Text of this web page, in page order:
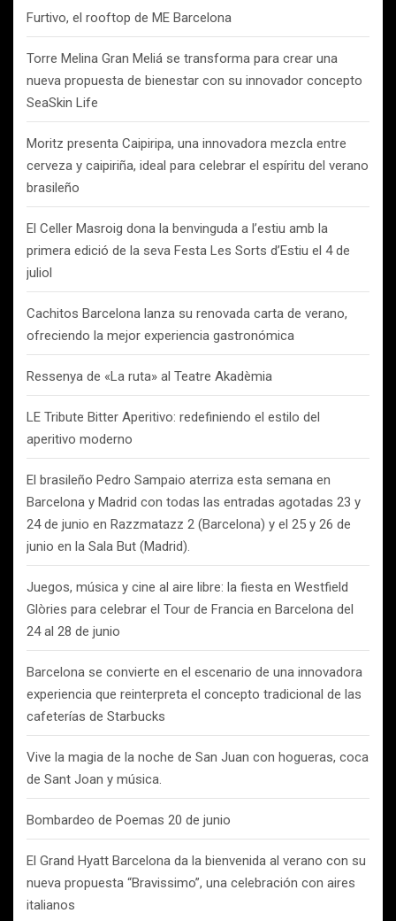
Furtivo, el rooftop de ME Barcelona
Torre Melina Gran Meliá se transforma para crear una
nueva propuesta de bienestar con su innovador concepto
SeaSkin Life
Moritz presenta Caipiripa, una innovadora mezcla entre
cerveza y caipiriña, ideal para celebrar el espíritu del verano
brasileño
El Celler Masroig dona la benvinguda a l’estiu amb la
primera edició de la seva Festa Les Sorts d’Estiu el 4 de
juliol
Cachitos Barcelona lanza su renovada carta de verano,
ofreciendo la mejor experiencia gastronómica
Ressenya de «La ruta» al Teatre Akadèmia
LE Tribute Bitter Aperitivo: redefiniendo el estilo del
aperitivo moderno
El brasileño Pedro Sampaio aterriza esta semana en
Barcelona y Madrid con todas las entradas agotadas 23 y
24 de junio en Razzmatazz 2 (Barcelona) y el 25 y 26 de
junio en la Sala But (Madrid).
Juegos, música y cine al aire libre: la fiesta en Westfield
Glòries para celebrar el Tour de Francia en Barcelona del
24 al 28 de junio
Barcelona se convierte en el escenario de una innovadora
experiencia que reinterpreta el concepto tradicional de las
cafeterías de Starbucks
Vive la magia de la noche de San Juan con hogueras, coca
de Sant Joan y música.
Bombardeo de Poemas 20 de junio
El Grand Hyatt Barcelona da la bienvenida al verano con su
nueva propuesta “Bravissimo”, una celebración con aires
italianos